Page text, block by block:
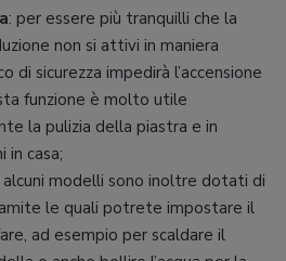
: per essere più tranquilli che la
non si attivi in maniera
di sicurezza impedirà l’accensione
funzione è molto utile
la pulizia della piastra e in
in casa;
alcuni modelli sono inoltre dotati di
le quali potrete impostare il
ad esempio per scaldare il